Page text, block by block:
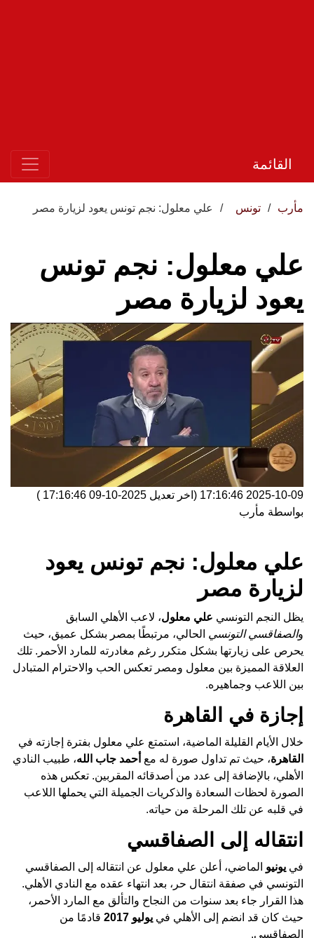
القائمة
مأرب تونس علي معلول: نجم تونس يعود لزيارة مصر
علي معلول: نجم تونس
يعود لزيارة مصر
2025-10-09 17:16:46 (اخر تعديل 2025-10-09 17:16:46
)
بواسطة مأرب
علي معلول: نجم تونس يعود
لزيارة مصر
يظل النجم التونسي علي معلول، لاعب الأهلي السابق
والصفاقسي التونسي الحالي، مرتبطًا بمصر بشكل عميق، حيث
يحرص على زيارتها بشكل متكرر رغم مغادرته للمارد الأحمر. تلك
العلاقة المميزة بين معلول ومصر تعكس الحب والاحترام المتبادل
بين اللاعب وجماهيره.
إجازة في القاهرة
خلال الأيام القليلة الماضية، استمتع علي معلول بفترة إجازته في
القاهرة، حيث تم تداول صورة له مع أحمد جاب الله، طبيب النادي
الأهلي، بالإضافة إلى عدد من أصدقائه المقربين. تعكس هذه
الصورة لحظات السعادة والذكريات الجميلة التي يحملها اللاعب
في قلبه عن تلك المرحلة من حياته.
انتقاله إلى الصفاقسي
في يونيو الماضي، أعلن علي معلول عن انتقاله إلى الصفاقسي
التونسي في صفقة انتقال حر، بعد انتهاء عقده مع النادي الأهلي.
هذا القرار جاء بعد سنوات من النجاح والتألق مع المارد الأحمر،
حيث كان قد انضم إلى الأهلي في يوليو 2017
قادمًا من
الصفاقسي.